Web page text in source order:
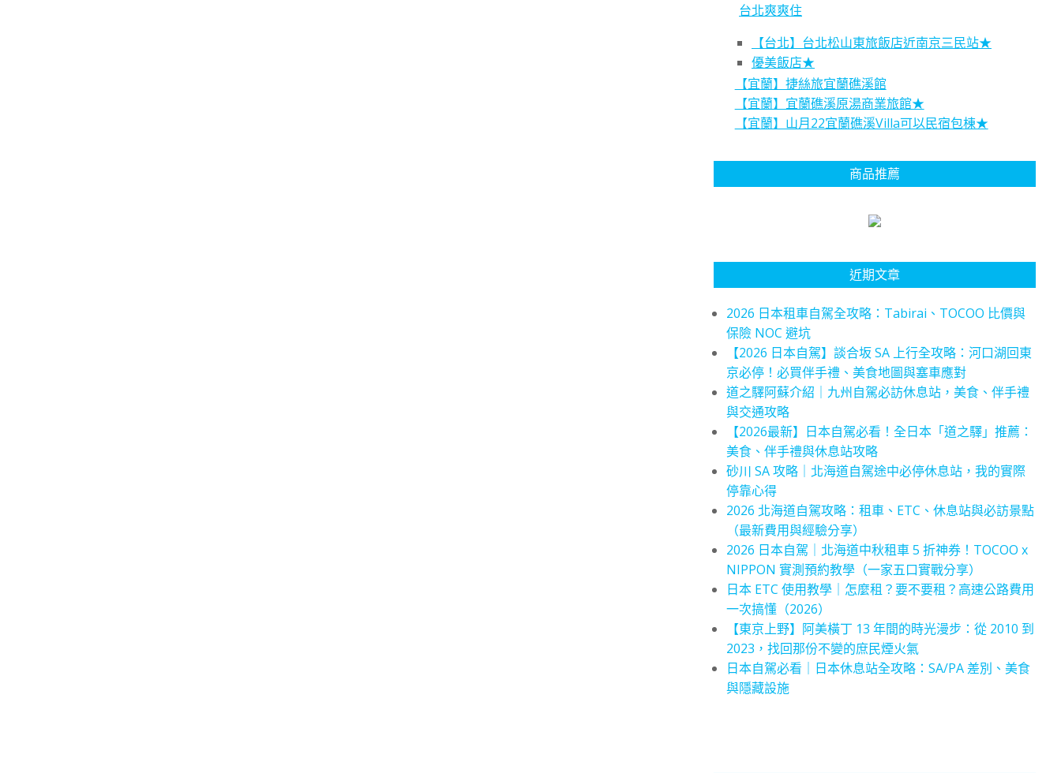
台北爽爽住
【台北】台北松山東旅飯店近南京三民站★
優美飯店★
【宜蘭】捷絲旅宜蘭礁溪館
【宜蘭】宜蘭礁溪原湯商業旅館★
【宜蘭】山月22宜蘭礁溪Villa可以民宿包棟★
商品推薦
近期文章
2026 日本租車自駕全攻略：Tabirai、TOCOO 比價與
保險 NOC 避坑
【2026 日本自駕】談合坂 SA 上行全攻略：河口湖回東
京必停！必買伴手禮、美食地圖與塞車應對
道之驛阿蘇介紹｜九州自駕必訪休息站，美食、伴手禮
與交通攻略
【2026最新】日本自駕必看！全日本「道之驛」推薦：
美食、伴手禮與休息站攻略
砂川 SA 攻略｜北海道自駕途中必停休息站，我的實際
停靠心得
2026 北海道自駕攻略：租車、ETC、休息站與必訪景點
（最新費用與經驗分享）
2026 日本自駕｜北海道中秋租車 5 折神券！TOCOO x
NIPPON 實測預約教學（一家五口實戰分享）
日本 ETC 使用教學｜怎麼租？要不要租？高速公路費用
一次搞懂（2026）
【東京上野】阿美橫丁 13 年間的時光漫步：從 2010 到
2023，找回那份不變的庶民煙火氣
日本自駕必看｜日本休息站全攻略：SA/PA 差別、美食
與隱藏設施